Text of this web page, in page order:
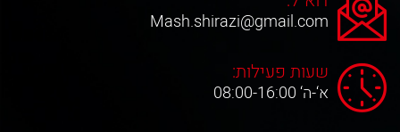
Mash.shirazi@gmail.com
שעות פעילות:
א‘-ה‘ 08:00-16:00